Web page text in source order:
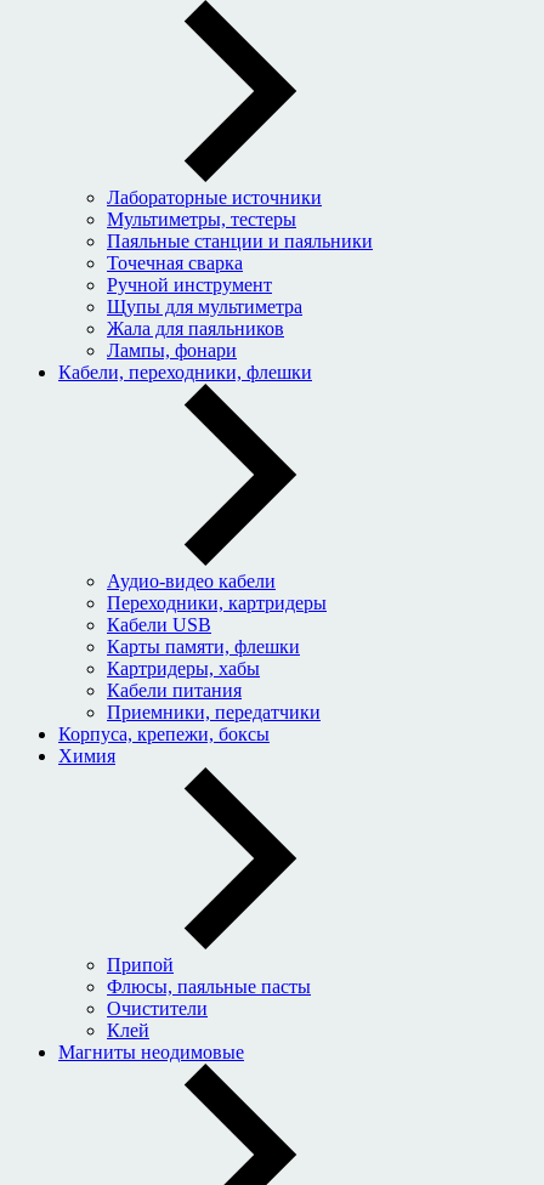
Лабораторные источники
Мультиметры, тестеры
Паяльные станции и паяльники
Точечная сварка
Ручной инструмент
Щупы для мультиметра
Жала для паяльников
Лампы, фонари
Кабели, переходники, флешки
Аудио-видео кабели
Переходники, картридеры
Кабели USB
Карты памяти, флешки
Картридеры, хабы
Кабели питания
Приемники, передатчики
Корпуса, крепежи, боксы
Химия
Припой
Флюсы, паяльные пасты
Очистители
Клей
Магниты неодимовые